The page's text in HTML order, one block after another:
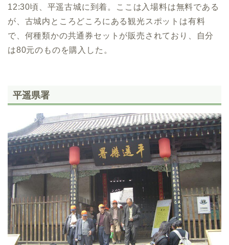
12:30頃、平遥古城に到着。ここは入場料は無料である
が、古城内ところどころにある観光スポットは有料
で、何種類かの共通券セットが販売されており、自分
は80元のものを購入した。
平遥県署